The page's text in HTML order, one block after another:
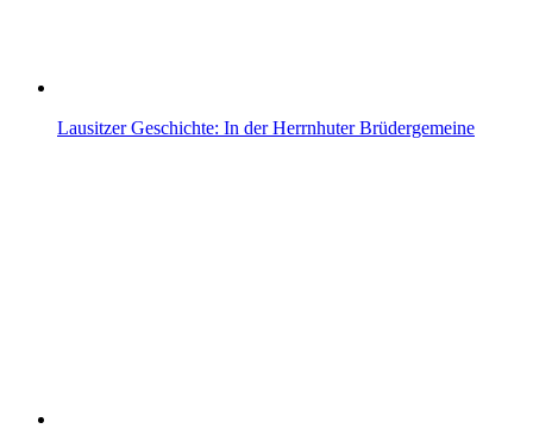
Lausitzer Geschichte: In der Herrnhuter Brüdergemeine